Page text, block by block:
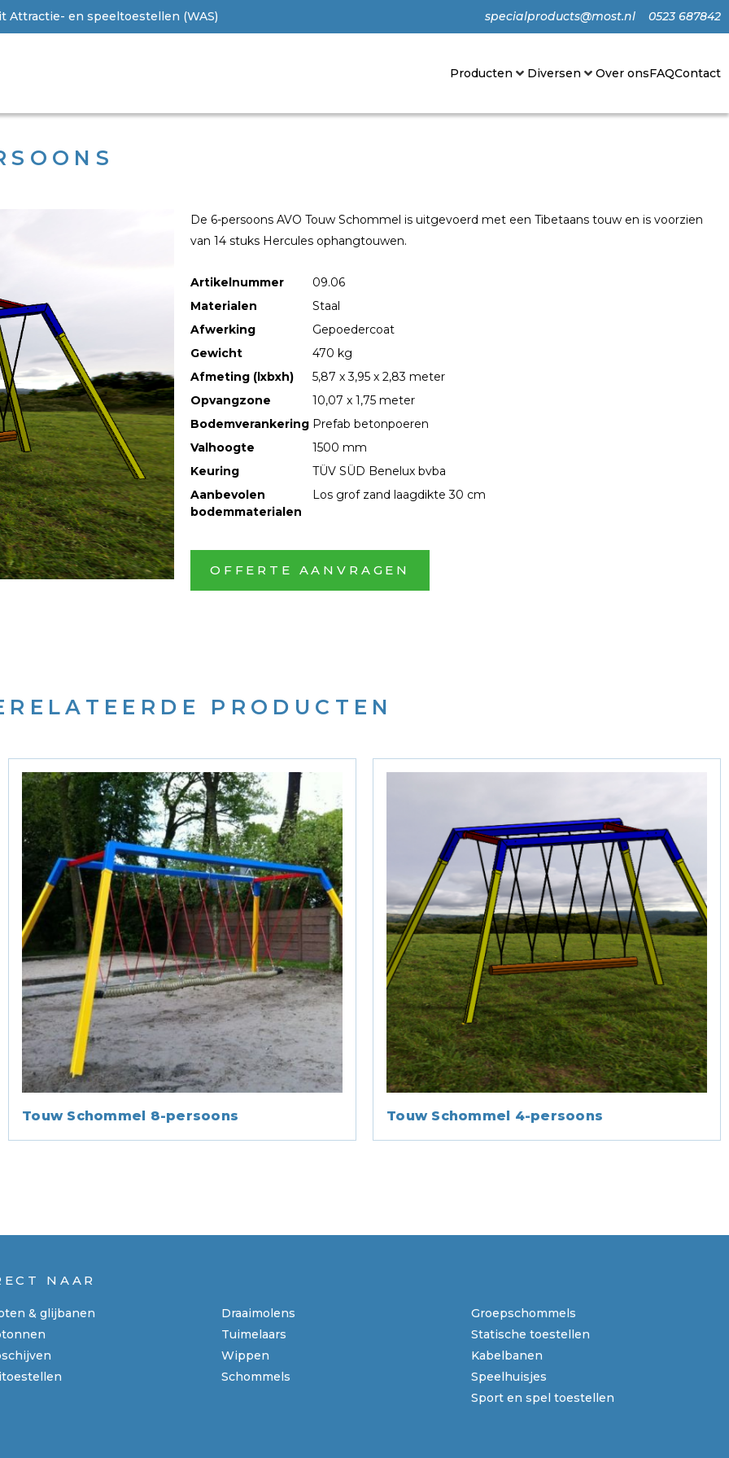
Attractie- en speeltoestellen (WAS) specialproducts@most.nl 0523 687842
Producten Diversen Over onsFAQContact
De 6-persoons AVO Touw Schommel is uitgevoerd met een Tibetaans touw en is voorzien
van 14 stuks Hercules ophangtouwen.
Artikelnummer
09.06
Materialen
Staal
Afwerking
Gepoedercoat
Gewicht
470 kg
Afmeting (lxbxh)
5,87 x 3,95 x 2,83 meter
Opvangzone
10,07 x 1,75 meter
Bodemverankering Prefab betonpoeren
Valhoogte
1500 mm
Keuring
TÜV SÜD Benelux bvba
Aanbevolen
bodemmaterialen
Los grof zand laagdikte 30 cm
OFFERTE AANVRAGEN
PRODUCTEN
Touw Schommel 8-persoons Touw Schommel 4-persoons
NAAR
& glijbanen
Draaimolens
Tuimelaars
Wippen
Schommels
Groepschommels
Statische toestellen
Kabelbanen
Speelhuisjes
Sport en spel toestellen